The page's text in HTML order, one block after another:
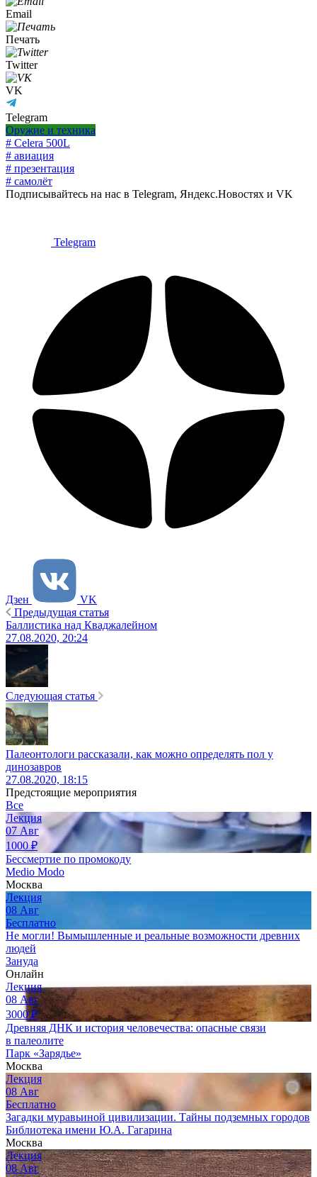
Email
Печать
Twitter
VK
Telegram
Оружие и техника
# Celera 500L
# авиация
# презентация
# самолёт
Подписывайтесь на нас в Telegram, Яндекс.Новостях и VK
Telegram
Дзен
VK
Предыдущая статья
Баллистика над Кваджалейном
27.08.2020, 20:24
Следующая статья
Палеонтологи рассказали, как можно определять пол у
динозавров
27.08.2020, 18:15
Предстоящие мероприятия
Все
Лекция
07 Авг
1000₽
Бессмертие по промокоду
Medio Modo
Москва
Лекция
08 Авг
Бесплатно
Не могли! Вымышленные и реальные возможности древних
людей
Зануда
Онлайн
Лекция
08 Авг
3000₽
Древняя ДНК и история человечества: опасные связи
в палеолите
Парк «Зарядье»
Москва
Лекция
08 Авг
Бесплатно
Загадки муравьиной цивилизации. Тайны подземных городов
Библиотека имени Ю.А. Гагарина
Москва
Лекция
08 Авг